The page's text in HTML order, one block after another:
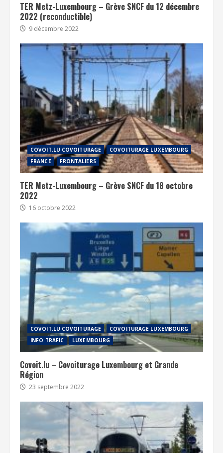
TER Metz-Luxembourg – Grève SNCF du 12 décembre
2022 (reconductible)
9 décembre 2022
COVOIT.LU COVOITURAGE
COVOITURAGE LUXEMBOURG
FRANCE
FRONTALIERS
TER Metz-Luxembourg – Grève SNCF du 18 octobre
2022
16 octobre 2022
COVOIT.LU COVOITURAGE
COVOITURAGE LUXEMBOURG
INFO TRAFIC
LUXEMBOURG
Covoit.lu – Covoiturage Luxembourg et Grande
Région
23 septembre 2022